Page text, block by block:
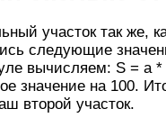
участок так же,
следующие
вычисляем: S = a *
значение на 100.
второй участок.